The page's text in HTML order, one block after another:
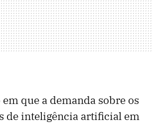
que a demanda sobre os
de inteligência artificial em